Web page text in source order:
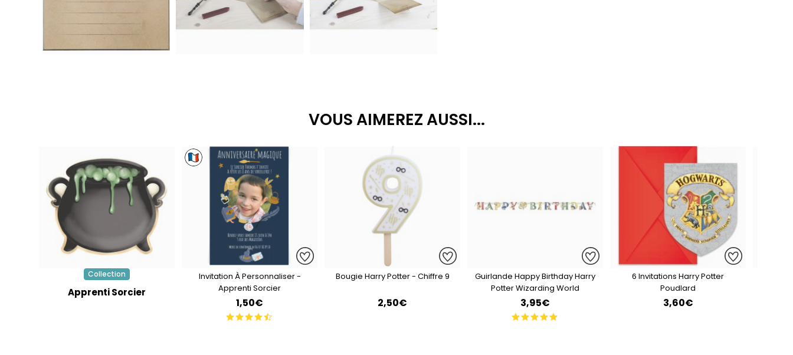
VOUS AIMEREZ AUSSI...
Collection
Apprenti Sorcier
Invitation À Personnaliser -
Apprenti Sorcier
1,50€
Bougie Harry Potter - Chiffre 9
2,50€
Guirlande Happy Birthday Harry
Potter Wizarding World
3,95€
6 Invitations Harry Potter
Poudlard
3,60€